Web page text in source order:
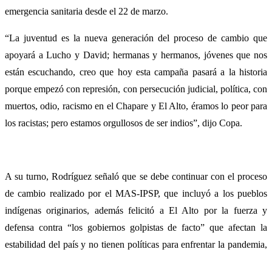
emergencia sanitaria desde el 22 de marzo.
“La juventud es la nueva generación del proceso de cambio que
apoyará a Lucho y David; hermanas y hermanos, jóvenes que nos
están escuchando, creo que hoy esta campaña pasará a la historia
porque empezó con represión, con persecución judicial, política, con
muertos, odio, racismo en el Chapare y El Alto, éramos lo peor para
los racistas; pero estamos orgullosos de ser indios”, dijo Copa.
A su turno, Rodríguez señaló que se debe continuar con el proceso
de cambio realizado por el MAS-IPSP, que incluyó a los pueblos
indígenas originarios, además felicitó a El Alto por la fuerza y
defensa contra “los gobiernos golpistas de facto” que afectan la
estabilidad del país y no tienen políticas para enfrentar la pandemia,